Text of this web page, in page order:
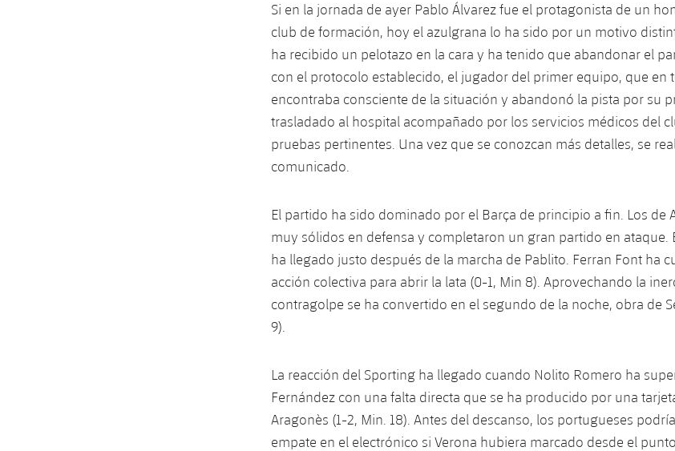
Si en la jornada de ayer Pablo Álvarez fue el protagonista de un
club de formación, hoy el azulgrana lo ha sido por un motivo
ha recibido un pelotazo en la cara y ha tenido que abandonar el
con el protocolo establecido, el jugador del primer equipo, que en
encontraba consciente de la situación y abandonó la pista por su
trasladado al hospital acompañado por los servicios médicos del
pruebas pertinentes. Una vez que se conozcan más detalles, se
comunicado.
El partido ha sido dominado por el Barça de principio a fin. Los de
muy sólidos en defensa y completaron un gran partido en ataque.
ha llegado justo después de la marcha de Pablito. Ferran Font ha
acción colectiva para abrir la lata (0-1, Min 8). Aprovechando la
contragolpe se ha convertido en el segundo de la noche, obra de
9).
La reacción del Sporting ha llegado cuando Nolito Romero ha
Fernández con una falta directa que se ha producido por una
Aragonès (1-2, Min. 18). Antes del descanso, los portugueses
empate en el electrónico si Verona hubiera marcado desde el